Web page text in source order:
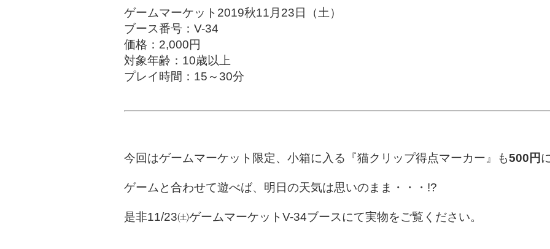
ゲームマーケット2019秋11月23日（土）
ブース番号：V-34
価格：2,000円
対象年齢：10歳以上
プレイ時間：15～30分
今回はゲームマーケット限定、小箱に入る『猫クリップ得点マーカー』も500円
ゲームと合わせて遊べば、明日の天気は思いのまま・・・!?
是非11/23㈯ゲームマーケットV-34ブースにて実物をご覧ください。